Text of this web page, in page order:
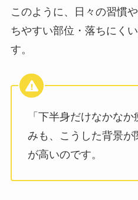
このように、日々の習慣
ちやすい部位・落ちにく
す。
「下半身だけなかな
みも、こうした背景が
が高いのです。